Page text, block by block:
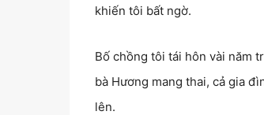
khiến tôi bất ngờ.
Bố chồng tôi tái hôn vài năm
bà Hương mang thai, cả gia
lên.